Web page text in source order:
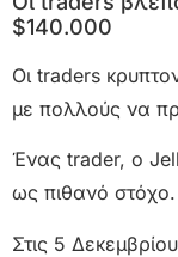
$140.000
Οι traders
με πολλούς να
Ένας trader, ο
ως πιθανό στόχο.
Στις 5